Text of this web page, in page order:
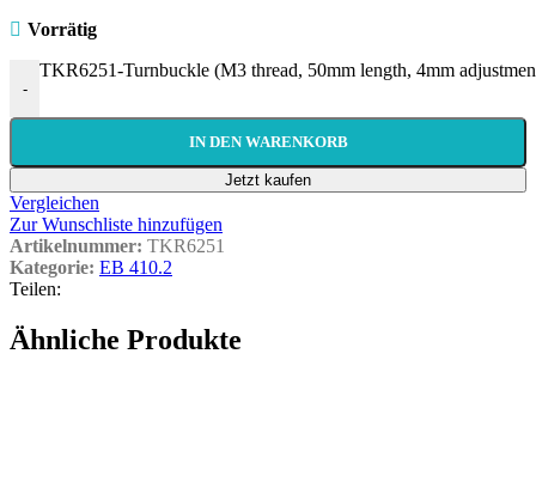
Vorrätig
-
TKR6251-Turnbuckle (M3 thread, 50mm length, 4mm
IN DEN WARENKORB
Jetzt kaufen
Vergleichen
Zur Wunschliste hinzufügen
Artikelnummer: TKR6251
Kategorie: EB 410.2
Teilen:
Ähnliche Produkte